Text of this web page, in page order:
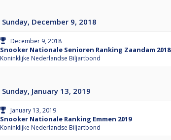
Sunday, December 9, 2018
December 9, 2018
Snooker Nationale Senioren Ranking Zaandam 2018
Koninklijke Nederlandse Biljartbond
Sunday, January 13, 2019
January 13, 2019
Snooker Nationale Ranking Emmen 2019
Koninklijke Nederlandse Biljartbond